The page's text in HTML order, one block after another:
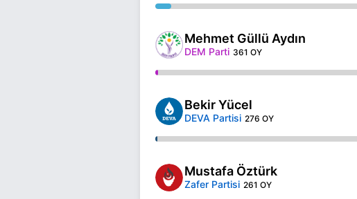
Mehmet Güllü Aydın
DEM Parti 361 OY
Bekir Yücel
DEVA Partisi 276 OY
Mustafa Öztürk
Zafer Partisi 261 OY